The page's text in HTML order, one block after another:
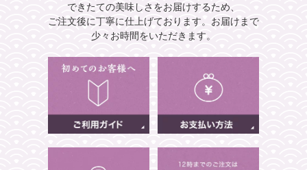
できたての美味しさをお届けするため、
ご注文後に丁寧に仕上げております。 お届けまで
少々お時間をいただきます。